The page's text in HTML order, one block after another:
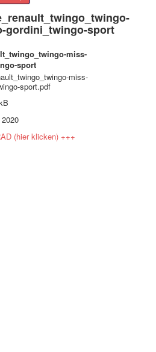
gordini_twingo-sport
miss-
sport
miss-
sport.pdf
(hier klicken) +++